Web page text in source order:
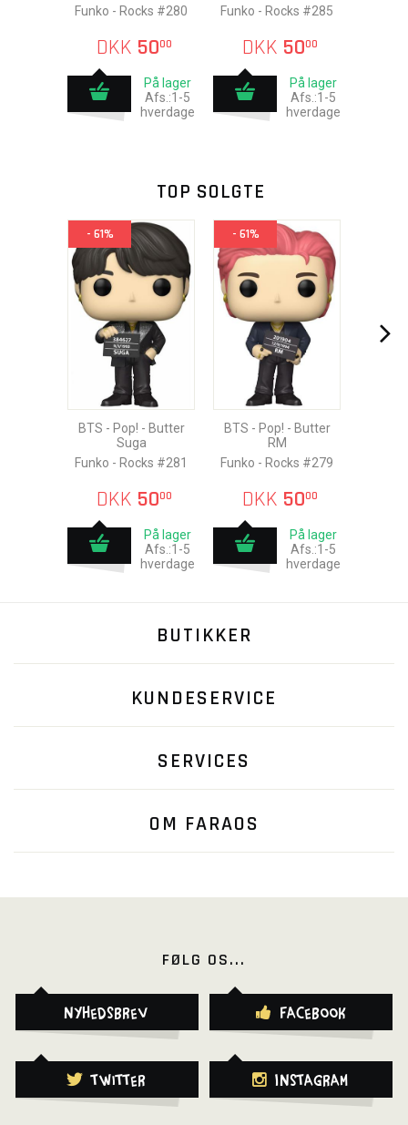
Funko - Rocks #280
DKK 5000
På lager
Afs.:1-5
hverdage
Funko - Rocks #285
DKK 5000
På lager
Afs.:1-5
hverdage
TOP SOLGTE
- 61%
BTS - Pop! - Butter
Suga
Funko - Rocks #281
DKK 5000
På lager
Afs.:1-5
hverdage
- 61%
BTS - Pop! - Butter
RM
Funko - Rocks #279
DKK 5000
På lager
Afs.:1-5
hverdage
BUTIKKER
KUNDESERVICE
SERVICES
OM FARAOS
FØLG OS...
Nyhedsbrev Facebook
Twitter Instagram